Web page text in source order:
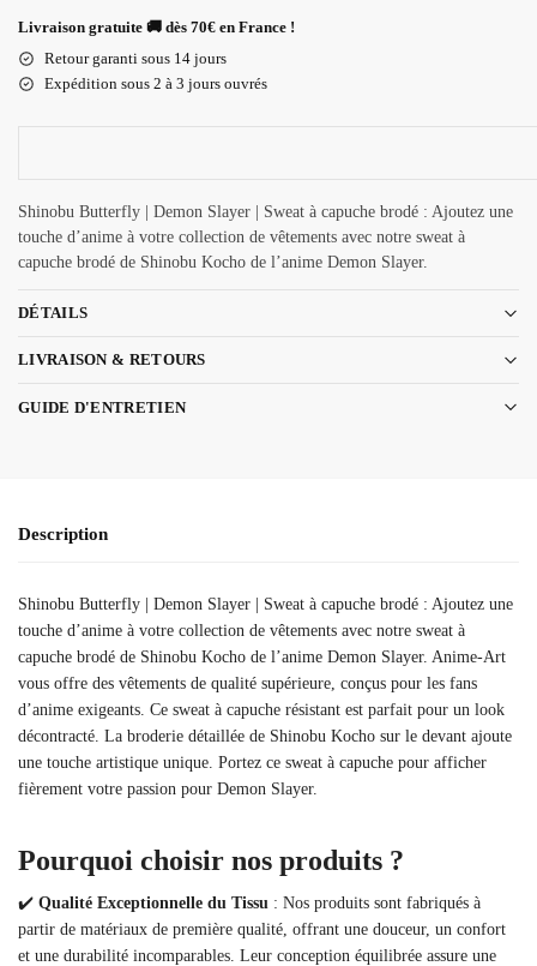
Livraison gratuite 🚚 dès 70€ en France !
Retour garanti sous 14 jours
Expédition sous 2 à 3 jours ouvrés
Shinobu Butterfly | Demon Slayer | Sweat à capuche brodé : Ajoutez une
touche d’anime à votre collection de vêtements avec notre sweat à
capuche brodé de Shinobu Kocho de l’anime Demon Slayer.
DÉTAILS
LIVRAISON & RETOURS
GUIDE D'ENTRETIEN
Description
Shinobu Butterfly | Demon Slayer | Sweat à capuche brodé : Ajoutez une
touche d’anime à votre collection de vêtements avec notre sweat à
capuche brodé de Shinobu Kocho de l’anime Demon Slayer. Anime-Art
vous offre des vêtements de qualité supérieure, conçus pour les fans
d’anime exigeants. Ce sweat à capuche résistant est parfait pour un look
décontracté. La broderie détaillée de Shinobu Kocho sur le devant ajoute
une touche artistique unique. Portez ce sweat à capuche pour afficher
fièrement votre passion pour Demon Slayer.
Pourquoi choisir nos produits ?
✔️ Qualité Exceptionnelle du Tissu : Nos produits sont fabriqués à
partir de matériaux de première qualité, offrant une douceur, un confort
et une durabilité incomparables. Leur conception équilibrée assure une